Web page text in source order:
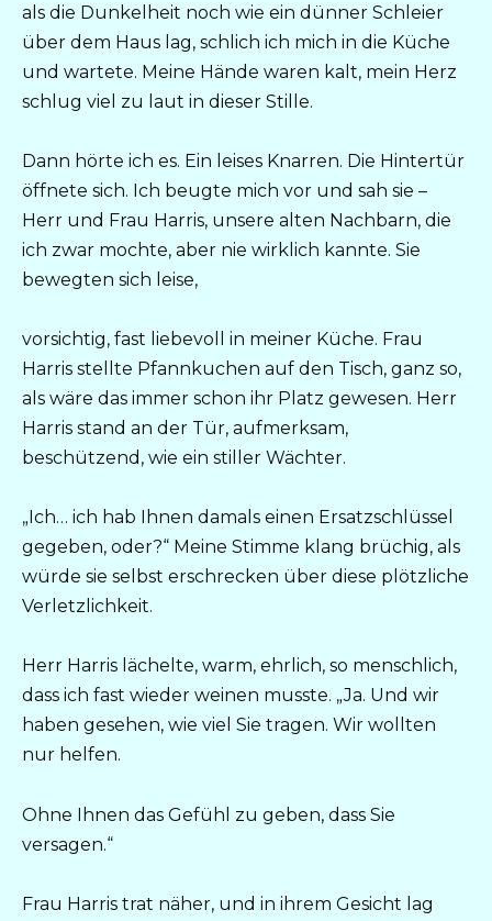
als die Dunkelheit noch wie ein dünner Schleier
über dem Haus lag, schlich ich mich in die Küche
und wartete. Meine Hände waren kalt, mein Herz
schlug viel zu laut in dieser Stille.
Dann hörte ich es. Ein leises Knarren. Die Hintertür
öffnete sich. Ich beugte mich vor und sah sie –
Herr und Frau Harris, unsere alten Nachbarn, die
ich zwar mochte, aber nie wirklich kannte. Sie
bewegten sich leise,
vorsichtig, fast liebevoll in meiner Küche. Frau
Harris stellte Pfannkuchen auf den Tisch, ganz so,
als wäre das immer schon ihr Platz gewesen. Herr
Harris stand an der Tür, aufmerksam,
beschützend, wie ein stiller Wächter.
„Ich… ich hab Ihnen damals einen Ersatzschlüssel
gegeben, oder?“ Meine Stimme klang brüchig, als
würde sie selbst erschrecken über diese plötzliche
Verletzlichkeit.
Herr Harris lächelte, warm, ehrlich, so menschlich,
dass ich fast wieder weinen musste. „Ja. Und wir
haben gesehen, wie viel Sie tragen. Wir wollten
nur helfen.
Ohne Ihnen das Gefühl zu geben, dass Sie
versagen.“
Frau Harris trat näher, und in ihrem Gesicht lag